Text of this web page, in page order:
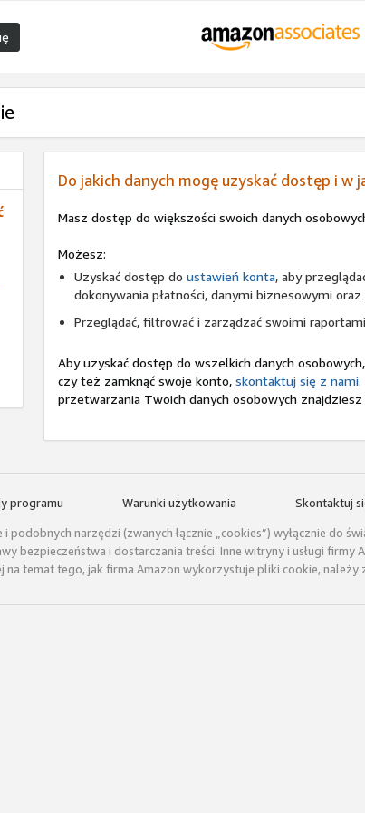
Do jakich danych mogę uzyskać dostęp i w
Masz dostęp do większości swoich danych
Możesz:
Uzyskać dostęp doustawień konta, aby
dokonywania płatności, danymi biznesowymi
Przeglądać, filtrować i zarządzać swoimi
Aby uzyskać dostęp do wszelkich danych
czy też zamknąć swoje konto,skontaktuj się z nami.
przetwarzania Twoich danych osobowych
programu Warunki użytkowania Skontaktuj
narzędzi (zwanych łącznie „cookies”) wyłącznie do
bezpieczeństwa i dostarczania treści. Inne witryny i usługi
na temat tego, jak firma Amazon wykorzystuje pliki cookie, należy